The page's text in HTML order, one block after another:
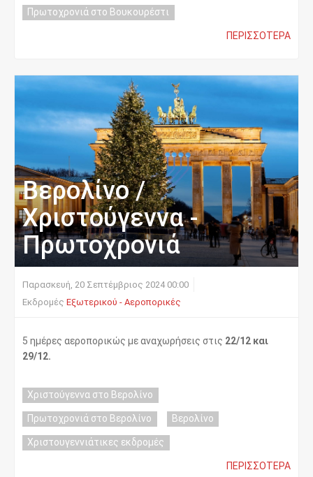
Πρωτοχρονιά στο Βουκουρέστι
ΠΕΡΙΣΣΌΤΕΡΑ
Βερολίνο /
Χριστούγεννα -
Πρωτοχρονιά
Παρασκευή, 20 Σεπτέμβριος 2024 00:00
Εκδρομές Εξωτερικού - Αεροπορικές
5 ημέρες αεροπορικώς με αναχωρήσεις στις 22/12 και
29/12.
Χριστούγεννα στο Βερολίνο
Πρωτοχρονιά στο Βερολίνο Βερολίνο
Χριστουγεννιάτικες εκδρομές
ΠΕΡΙΣΣΌΤΕΡΑ